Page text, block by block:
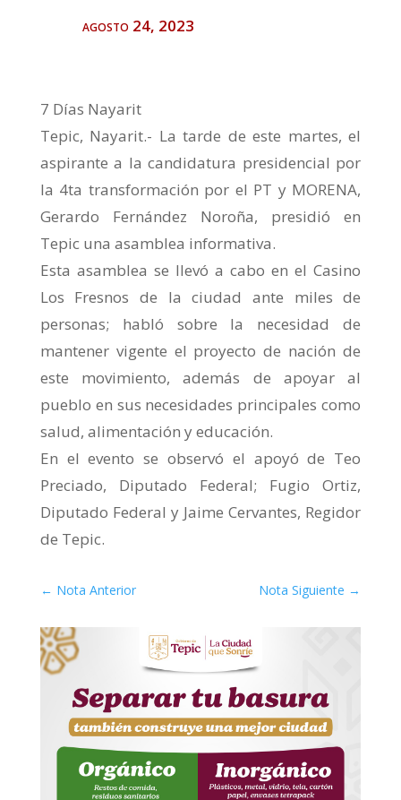
agosto 24, 2023
7 Días Nayarit
Tepic, Nayarit.- La tarde de este martes, el
aspirante a la candidatura presidencial por
la 4ta transformación por el PT y MORENA,
Gerardo Fernández Noroña, presidió en
Tepic una asamblea informativa.
Esta asamblea se llevó a cabo en el Casino
Los Fresnos de la ciudad ante miles de
personas; habló sobre la necesidad de
mantener vigente el proyecto de nación de
este movimiento, además de apoyar al
pueblo en sus necesidades principales como
salud, alimentación y educación.
En el evento se observó el apoyó de Teo
Preciado, Diputado Federal; Fugio Ortiz,
Diputado Federal y Jaime Cervantes, Regidor
de Tepic.
← Nota Anterior Nota Siguiente →